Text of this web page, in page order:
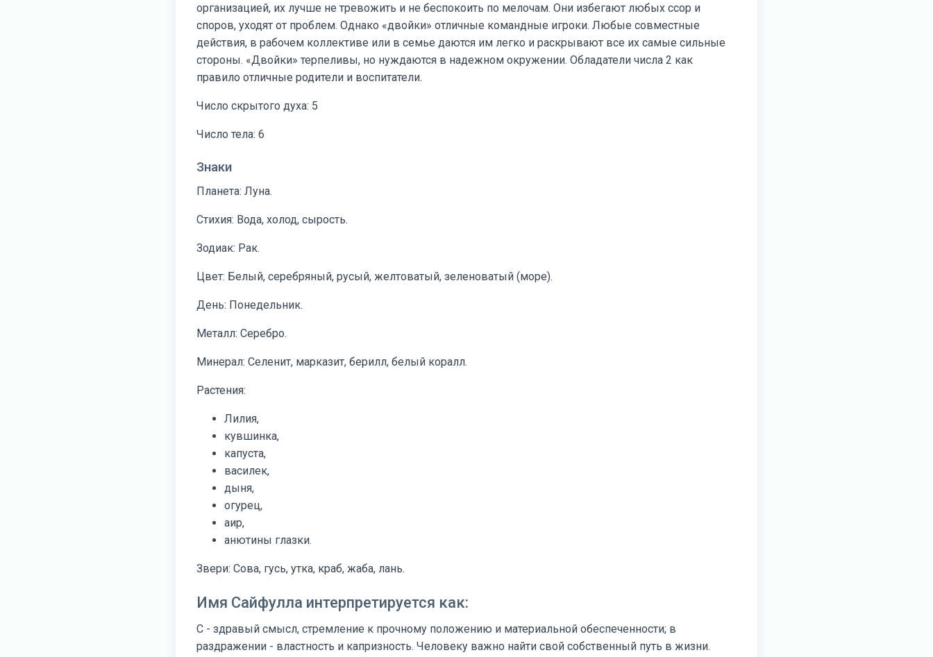
организацией, их лучше не тревожить и не беспокоить по мелочам. Они избегают любых ссор и
споров, уходят от проблем. Однако «двойки» отличные командные игроки. Любые совместные
действия, в рабочем коллективе или в семье даются им легко и раскрывают все их самые сильные
стороны. «Двойки» терпеливы, но нуждаются в надежном окружении. Обладатели числа 2 как
правило отличные родители и воспитатели.
Число скрытого духа: 5
Число тела: 6
Знаки
Планета: Луна.
Стихия: Вода, холод, сырость.
Зодиак: Рак.
Цвет: Белый, серебряный, русый, желтоватый, зеленоватый (море).
День: Понедельник.
Металл: Серебро.
Минерал: Селенит, марказит, берилл, белый коралл.
Растения:
Лилия,
кувшинка,
капуста,
василек,
дыня,
огурец,
аир,
анютины глазки.
Звери: Сова, гусь, утка, краб, жаба, лань.
Имя Сайфулла интерпретируется как:
С - здравый смысл, стремление к прочному положению и материальной обеспеченности; в
раздражении - властность и капризность. Человеку важно найти свой собственный путь в жизни.